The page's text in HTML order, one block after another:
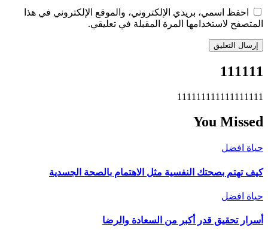
احفظ اسمي، بريدي الإلكتروني، والموقع الإلكتروني في هذا
المتصفح لاستخدامها المرة المقبلة في تعليقي.
111111
111111111111111111
You Missed
حياة افضل
كيف تهتم بصحتك النفسية مثل الاهتمام بالصحة الجسدية
حياة افضل
أسرار تحقيق قدر أكبر من السعادة والرضا